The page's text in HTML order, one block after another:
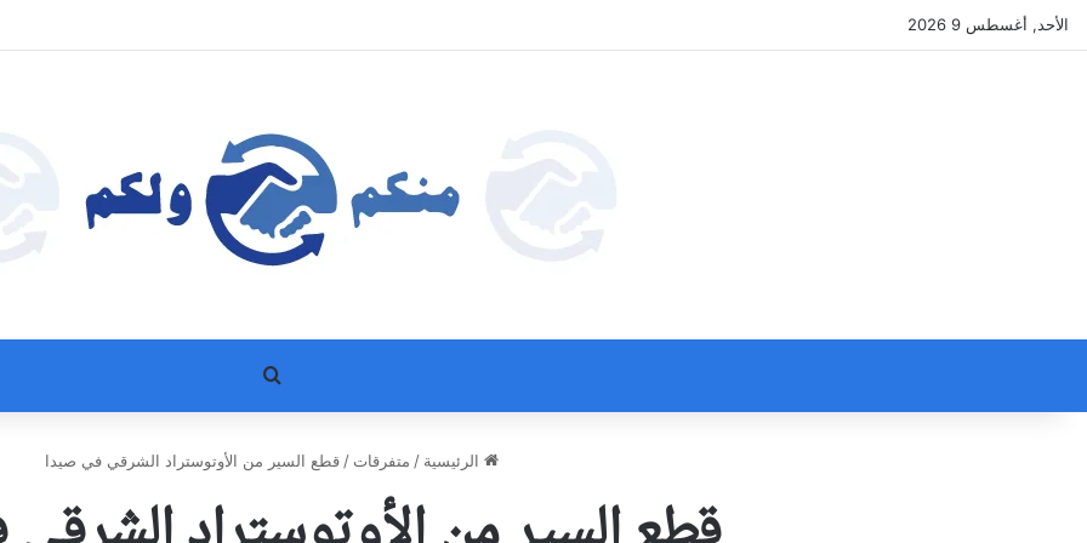
الأحد, أغسطس 9 2026
بحث عن
الرئيسية / متفرقات / قطع السير من الأوتوستراد الشرقي في صيدا